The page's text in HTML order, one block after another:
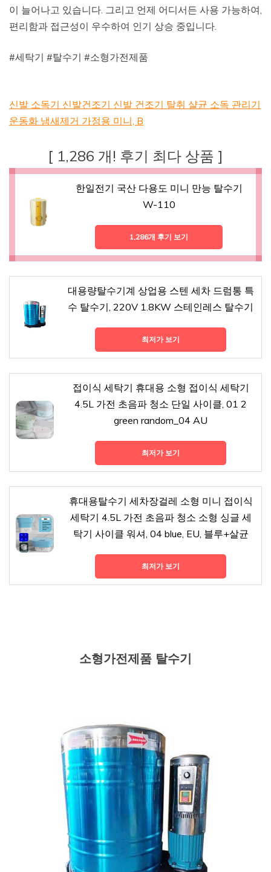
이 늘어나고 있습니다. 그리고 언제 어디서든 사용 가능하여,
편리함과 접근성이 우수하여 인기 상승 중입니다.
#세탁기 #탈수기 #소형가전제품
신발 소독기 신발건조기 신발 건조기 탈취 샬균 소독 관리기
운동화 냄새제거 가정용 미니, B
[ 1,286 개! 후기 최다 상품 ]
한일전기 국산 다용도 미니 만능 탈수기
W-110
1,286개 후기 보기
대용량탈수기계 상업용 스텐 세차 드럼통 특
수 탈수기, 220V 1.8KW 스테인레스 탈수기
최저가 보기
접이식 세탁기 휴대용 소형 접이식 세탁기
4.5L 가전 초음파 청소 단일 사이클, 01 2
green random_04 AU
최저가 보기
휴대용탈수기 세차장걸레 소형 미니 접이식
세탁기 4.5L 가전 초음파 청소 소형 싱글 세
탁기 사이클 워셔, 04 blue, EU, 블루+살균
최저가 보기
소형가전제품 탈수기